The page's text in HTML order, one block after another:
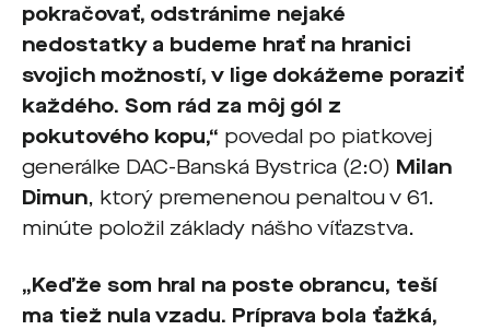
pokračovať, odstránime nejaké
nedostatky a budeme hrať na hranici
svojich možností, v lige dokážeme poraziť
každého. Som rád za môj gól z
pokutového kopu,“ povedal po piatkovej
generálke DAC-Banská Bystrica (2:0) Milan
Dimun, ktorý premenenou penaltou v 61.
minúte položil základy nášho víťazstva.
„Keďže som hral na poste obrancu, teší
ma tiež nula vzadu. Príprava bola ťažká,